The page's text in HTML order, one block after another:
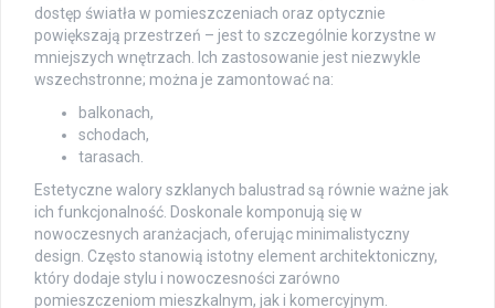
dostęp światła w pomieszczeniach oraz optycznie
powiększają przestrzeń – jest to szczególnie korzystne w
mniejszych wnętrzach. Ich zastosowanie jest niezwykle
wszechstronne; można je zamontować na:
balkonach,
schodach,
tarasach.
Estetyczne walory szklanych balustrad są równie ważne jak
ich funkcjonalność. Doskonale komponują się w
nowoczesnych aranżacjach, oferując minimalistyczny
design. Często stanowią istotny element architektoniczny,
który dodaje stylu i nowoczesności zarówno
pomieszczeniom mieszkalnym, jak i komercyjnym.